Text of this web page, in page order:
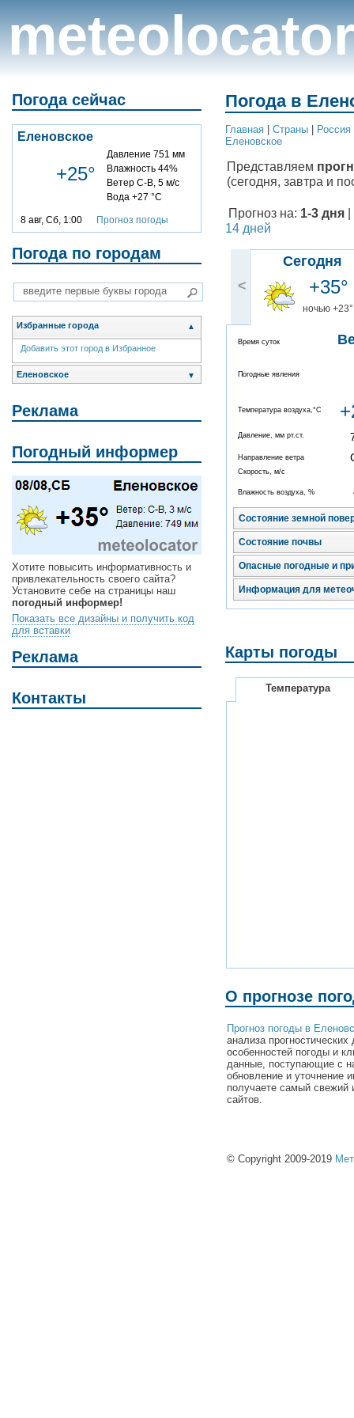
meteolocator
Погода сейчас
Еленовское
+25°
Давление 751 мм
Влажность 44%
Ветер С-В, 5 м/с
Вода +27 °C
8 авг, Сб, 1:00 Прогноз погоды
Погода по городам
Избранные города ▲
Добавить этот город в Избранное
Еленовское ▼
Реклама
Погодный информер
Хотите повысить информативность и
привлекательность своего сайта?
Установите себе на страницы наш
погодный информер!
Показать все дизайны и получить код
для вставки
Реклама
Контакты
Погода в
Главная Cтраны Россия
Еленовское
Представляем
(сегодня, завтра и
Прогноз на: 1-3 дня
14 дней
<
Сегодня
+35°
ночью +23°
Время суток
Погодные явления
Температура воздуха,°C
Давление, мм рт.ст.
Направление ветра
Скорость, м/с
Влажность воздуха, %
Состояние земной
Состояние почвы
Опасные погодные и
Информация для
Карты погоды
Температура
О прогнозе
Прогноз погоды в
анализа
особенностей погоды и
данные, поступающие с
обновление и уточнение
получаете самый свежий
сайтов.
© Copyright 2009-2019